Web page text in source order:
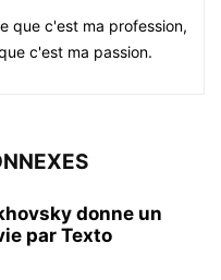
que c'est ma profession,
c'est ma passion.
donne un
par Texto